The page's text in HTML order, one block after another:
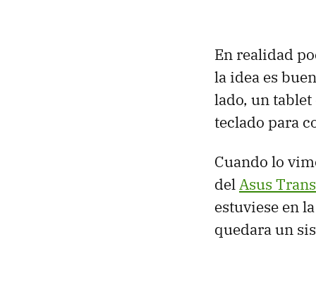
En realidad
la idea es
lado, un
teclado para
Cuando lo
delAsus
estuviese en
quedara un